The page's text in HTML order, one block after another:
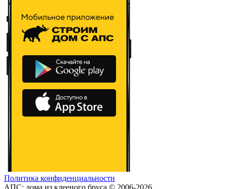
Политика конфиденциальности